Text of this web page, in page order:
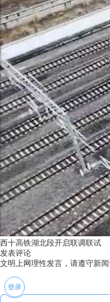
西十高铁湖北段开启联调联试
发表评论
文明上网理性发言，请遵守新
登录